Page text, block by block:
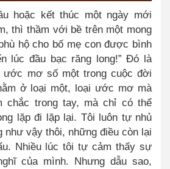
hoặc kết thúc một ngày mới
thì thầm với bề trên một mong
hộ cho bố mẹ con được bình
lúc đầu bạc răng long!” Đó là
mơ số một trong cuộc đời
ở loại một, loại ước mơ mà
chắc trong tay, mà chỉ có thể
lặp đi lặp lại. Tôi luôn tự nhủ
như vậy thôi, những điều còn lại
Nhiều lúc tôi tự cảm thấy sự
của mình. Nhưng dẫu sao,